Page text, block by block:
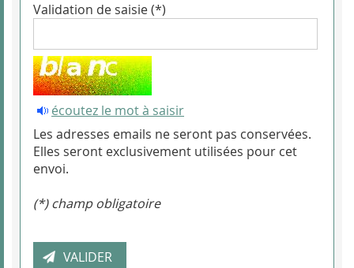
Validation de saisie (*)
écoutez le mot à saisir
Les adresses emails ne seront pas conservées.
Elles seront exclusivement utilisées pour cet
envoi.
(*) champ obligatoire